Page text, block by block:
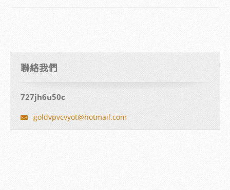
聯絡我們
727jh6u50c
goldvpvcvyot@hotmail.com